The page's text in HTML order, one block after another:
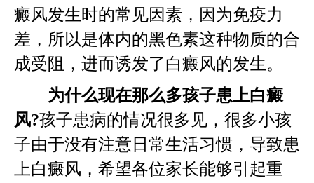
癜风发生时的常见因素，因为免疫力
差，所以是体内的黑色素这种物质的合
成受阻，进而诱发了白癜风的发生。
为什么现在那么多孩子患上白癜
风?孩子患病的情况很多见，很多小孩
子由于没有注意日常生活习惯，导致患
上白癜风，希望各位家长能够引起重